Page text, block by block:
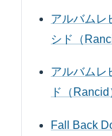
アルバムレ
シド（
アルバムレ
ド（Rancid
Fall Back